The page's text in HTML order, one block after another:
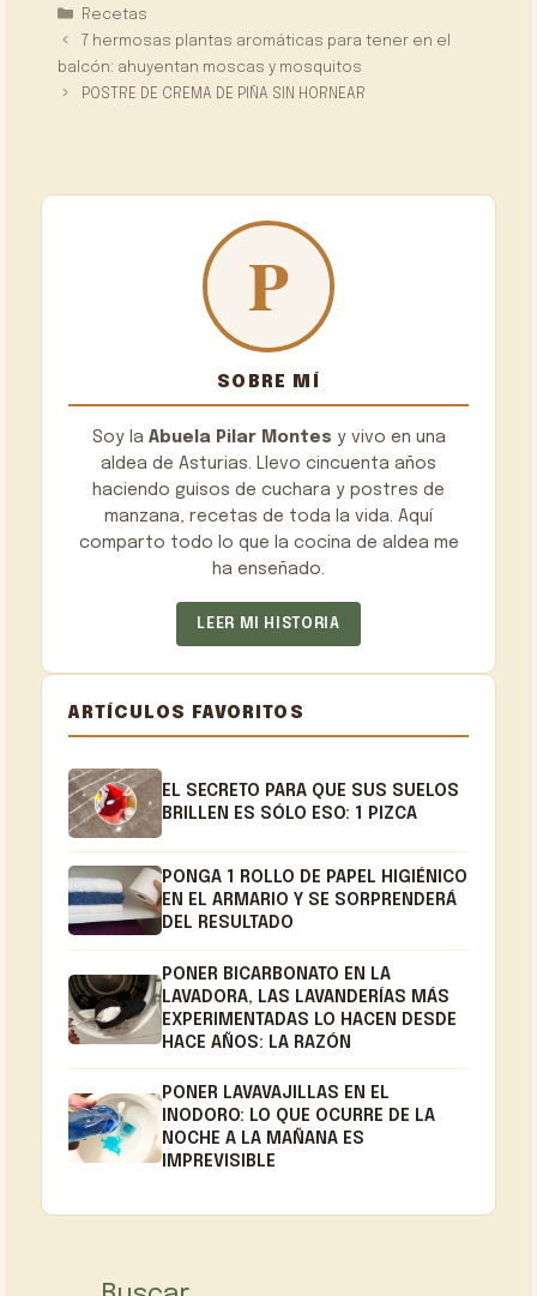
Categorías
Recetas
7 hermosas plantas aromáticas para tener en el
balcón: ahuyentan moscas y mosquitos
POSTRE DE CREMA DE PIÑA SIN HORNEAR
SOBRE MÍ
Soy la Abuela Pilar Montes y vivo en una
aldea de Asturias. Llevo cincuenta años
haciendo guisos de cuchara y postres de
manzana, recetas de toda la vida. Aquí
comparto todo lo que la cocina de aldea me
ha enseñado.
LEER MI HISTORIA
ARTÍCULOS FAVORITOS
EL SECRETO PARA QUE SUS SUELOS
BRILLEN ES SÓLO ESO: 1 PIZCA
PONGA 1 ROLLO DE PAPEL HIGIÉNICO
EN EL ARMARIO Y SE SORPRENDERÁ
DEL RESULTADO
PONER BICARBONATO EN LA
LAVADORA, LAS LAVANDERÍAS MÁS
EXPERIMENTADAS LO HACEN DESDE
HACE AÑOS: LA RAZÓN
PONER LAVAVAJILLAS EN EL
INODORO: LO QUE OCURRE DE LA
NOCHE A LA MAÑANA ES
IMPREVISIBLE